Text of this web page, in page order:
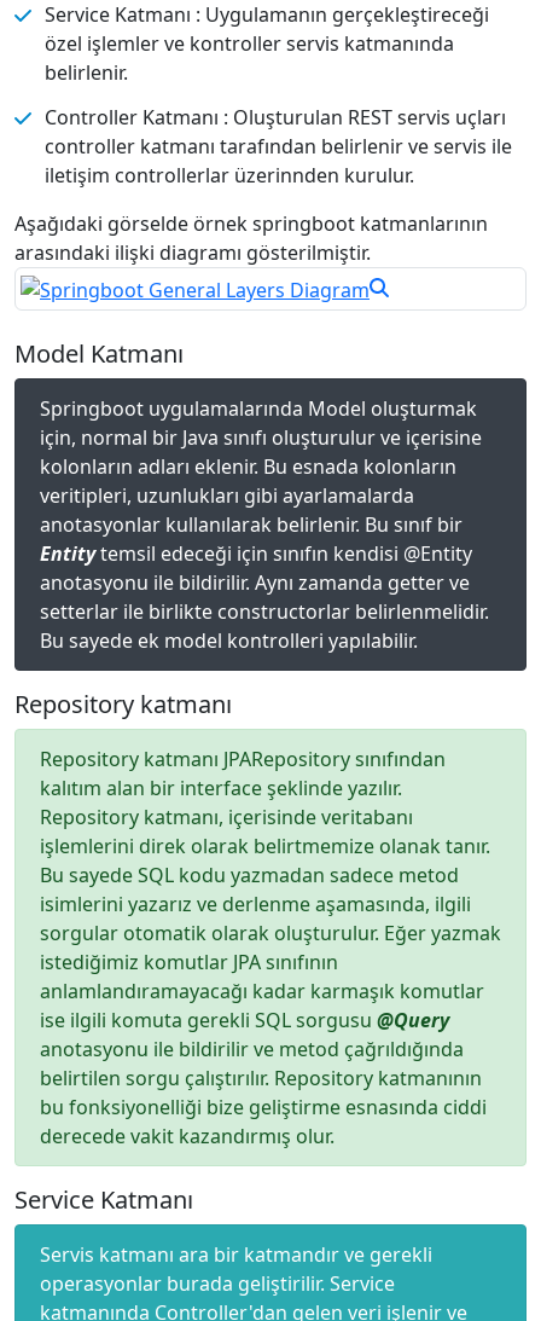
Service Katmanı : Uygulamanın gerçekleştireceği
özel işlemler ve kontroller servis katmanında
belirlenir.
Controller Katmanı : Oluşturulan REST servis uçları
controller katmanı tarafından belirlenir ve servis ile
iletişim controllerlar üzerinnden kurulur.
Aşağıdaki görselde örnek springboot katmanlarının
arasındaki ilişki diagramı gösterilmiştir.
Model Katmanı
Springboot uygulamalarında Model oluşturmak
için, normal bir Java sınıfı oluşturulur ve içerisine
kolonların adları eklenir. Bu esnada kolonların
veritipleri, uzunlukları gibi ayarlamalarda
anotasyonlar kullanılarak belirlenir. Bu sınıf bir
Entitytemsil edeceği için sınıfın kendisi @Entity
anotasyonu ile bildirilir. Aynı zamanda getter ve
setterlar ile birlikte constructorlar belirlenmelidir.
Bu sayede ek model kontrolleri yapılabilir.
Repository katmanı
Repository katmanı JPARepository sınıfından
kalıtım alan bir interface şeklinde yazılır.
Repository katmanı, içerisinde veritabanı
işlemlerini direk olarak belirtmemize olanak tanır.
Bu sayede SQL kodu yazmadan sadece metod
isimlerini yazarız ve derlenme aşamasında, ilgili
sorgular otomatik olarak oluşturulur. Eğer yazmak
istediğimiz komutlar JPA sınıfının
anlamlandıramayacağı kadar karmaşık komutlar
ise ilgili komuta gerekli SQL sorgusu @Query
anotasyonu ile bildirilir ve metod çağrıldığında
belirtilen sorgu çalıştırılır. Repository katmanının
bu fonksiyonelliği bize geliştirme esnasında ciddi
derecede vakit kazandırmış olur.
Service Katmanı
Servis katmanı ara bir katmandır ve gerekli
operasyonlar burada geliştirilir. Service
katmanında Controller'dan gelen veri işlenir ve